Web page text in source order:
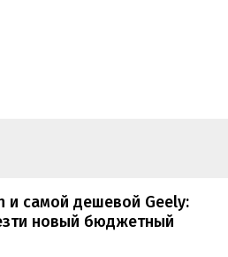
и самой дешевой Geely:
новый бюджетный